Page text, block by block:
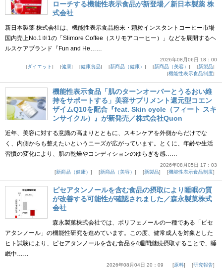
ローチする機能性表示食品が新登場／新日本製薬 株
式会社
新日本製薬 株式会社は、機能性表示食品粉末・顆粒インスタントコーヒー市場
国内売上No.1※1の「Slimore Coffee（スリモアコーヒー）」などを展開するヘ
ルスケアブランド『Fun and He……
2026年08月06日 18：00
ダイエット
健康 健康食品 新商品（健康） 新商品（美容）
新製品
機能性表示食品制度
機能性表示食品「肌のターンオーバーとうるおい維
持をサポートする」美容サプリメント還元型コエン
ザイムQ10を配合『feat. Skin cycle（フィート スキ
ンサイクル）』が新発売／株式会社Quon
近年、美容に対する意識の高まりとともに、スキンケアを外側からだけでな
く、内側からも整えたいというニーズが広がっています。とくに、年齢や生活
習慣の変化により、肌の乾燥やコンディションのゆらぎを感……
2026年08月05日 17：03
新商品（健康）
新商品（美容） 新製品 機能性表示食品制度
ピセアタンノールを含む食品の摂取により睡眠の質
が改善する可能性が確認されました／森永製菓株式
会社
森永製菓株式会社では、ポリフェノールの一種である「ピセ
アタンノール」の機能性研究を進めています。この度、健常成人を対象とした
ヒト試験により、ピセアタンノールを含む食品を4週間継続摂取することで、睡
眠中……
2026年08月04日 20：09 原料 研究報告